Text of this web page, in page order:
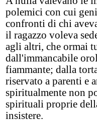
polemici con cui
confronti di chi
il ragazzo voleva
agli altri, che ormai
dall'immancabile
fiammante; dalla
riservato a parenti e
spiritualmente non
spirituali proprie
insistere.